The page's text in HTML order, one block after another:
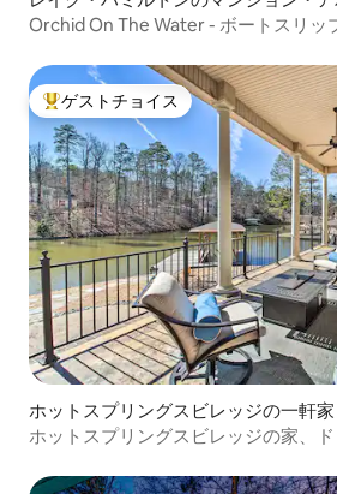
Orchid On The Water - ボートスリッ
大好評のゲストチョイスです。
ゲストチョイス
ホットスプリングスビレッジの一軒家
ホットスプリングスビレッジの家、